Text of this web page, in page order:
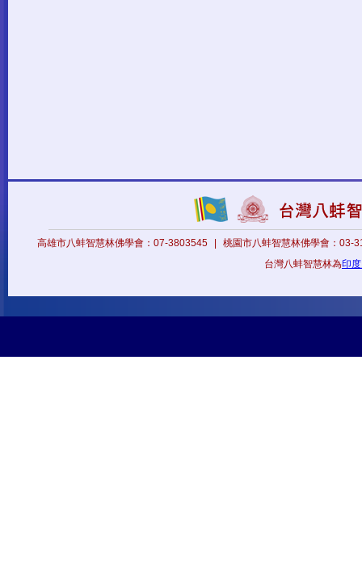
高雄市八蚌智慧林佛學會：07-3803545
桃園市八蚌智慧林佛學會：03-
台灣八蚌智慧林為印